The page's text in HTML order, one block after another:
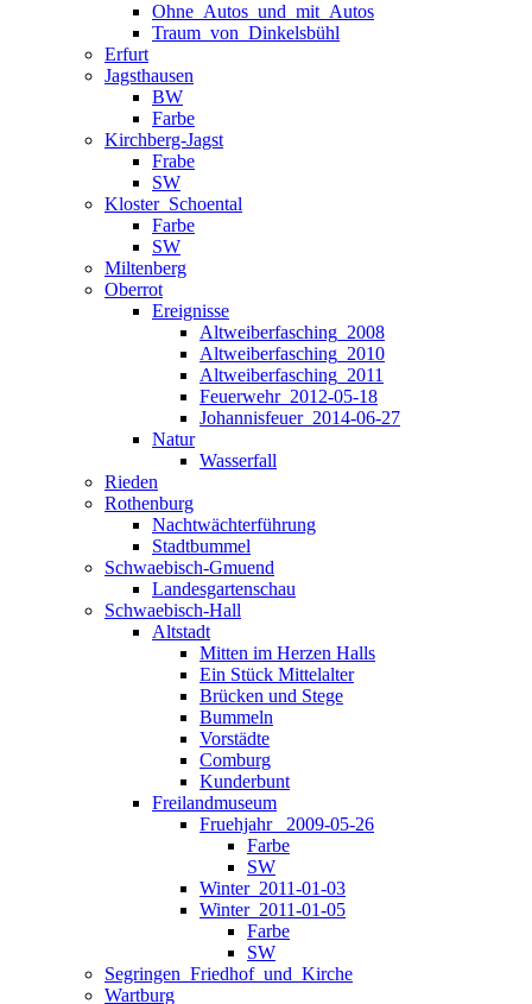
Ohne_Autos_und_mit_Autos
Traum_von_Dinkelsbühl
Erfurt
Jagsthausen
BW
Farbe
Kirchberg-Jagst
Frabe
SW
Kloster_Schoental
Farbe
SW
Miltenberg
Oberrot
Ereignisse
Altweiberfasching_2008
Altweiberfasching_2010
Altweiberfasching_2011
Feuerwehr_2012-05-18
Johannisfeuer_2014-06-27
Natur
Wasserfall
Rieden
Rothenburg
Nachtwächterführung
Stadtbummel
Schwaebisch-Gmuend
Landesgartenschau
Schwaebisch-Hall
Altstadt
Mitten im Herzen Halls
Ein Stück Mittelalter
Brücken und Stege
Bummeln
Vorstädte
Comburg
Kunderbunt
Freilandmuseum
Fruehjahr _2009-05-26
Farbe
SW
Winter_2011-01-03
Winter_2011-01-05
Farbe
SW
Segringen_Friedhof_und_Kirche
Wartburg